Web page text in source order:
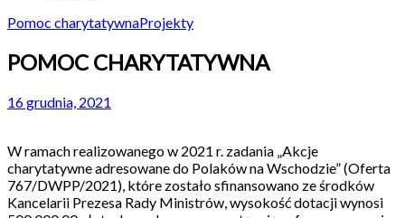
Pomoc charytatywnaProjekty
POMOC CHARYTATYWNA
16 grudnia, 2021
W ramach realizowanego w 2021 r. zadania „Akcje
charytatywne adresowane do Polaków na Wschodzie” (Oferta
767/DWPP/2021), które zostało sfinansowano ze środków
Kancelarii Prezesa Rady Ministrów, wysokość dotacji wynosi